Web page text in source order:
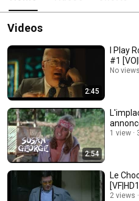
Videos
2:45
I Play
#1
No views
2:54
1 view
Le
2 views